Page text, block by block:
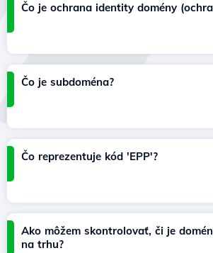
Čo je ochrana identity domény
Čo je subdoména?
Čo reprezentuje kód 'EPP'?
Ako môžem skontrolovať, či je
na trhu?